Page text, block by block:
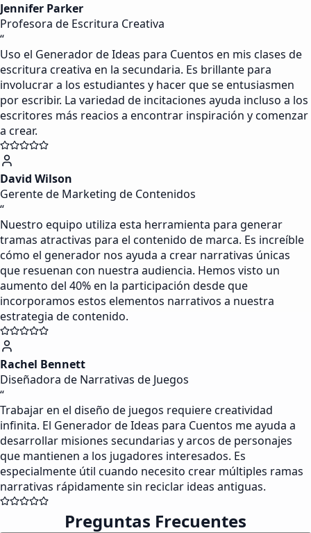
Jennifer Parker
Profesora de Escritura Creativa
“
Uso el Generador de Ideas para Cuentos en mis clases de
escritura creativa en la secundaria. Es brillante para
involucrar a los estudiantes y hacer que se entusiasmen
por escribir. La variedad de incitaciones ayuda incluso a los
escritores más reacios a encontrar inspiración y comenzar
a crear.
David Wilson
Gerente de Marketing de Contenidos
“
Nuestro equipo utiliza esta herramienta para generar
tramas atractivas para el contenido de marca. Es increíble
cómo el generador nos ayuda a crear narrativas únicas
que resuenan con nuestra audiencia. Hemos visto un
aumento del 40% en la participación desde que
incorporamos estos elementos narrativos a nuestra
estrategia de contenido.
Rachel Bennett
Diseñadora de Narrativas de Juegos
“
Trabajar en el diseño de juegos requiere creatividad
infinita. El Generador de Ideas para Cuentos me ayuda a
desarrollar misiones secundarias y arcos de personajes
que mantienen a los jugadores interesados. Es
especialmente útil cuando necesito crear múltiples ramas
narrativas rápidamente sin reciclar ideas antiguas.
Preguntas Frecuentes